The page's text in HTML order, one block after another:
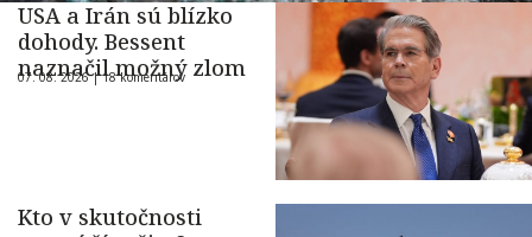
USA a Irán sú blízko
dohody. Bessent
naznačil možný zlom
07. 08. 2026 |18 komentárov
Kto v skutočnosti